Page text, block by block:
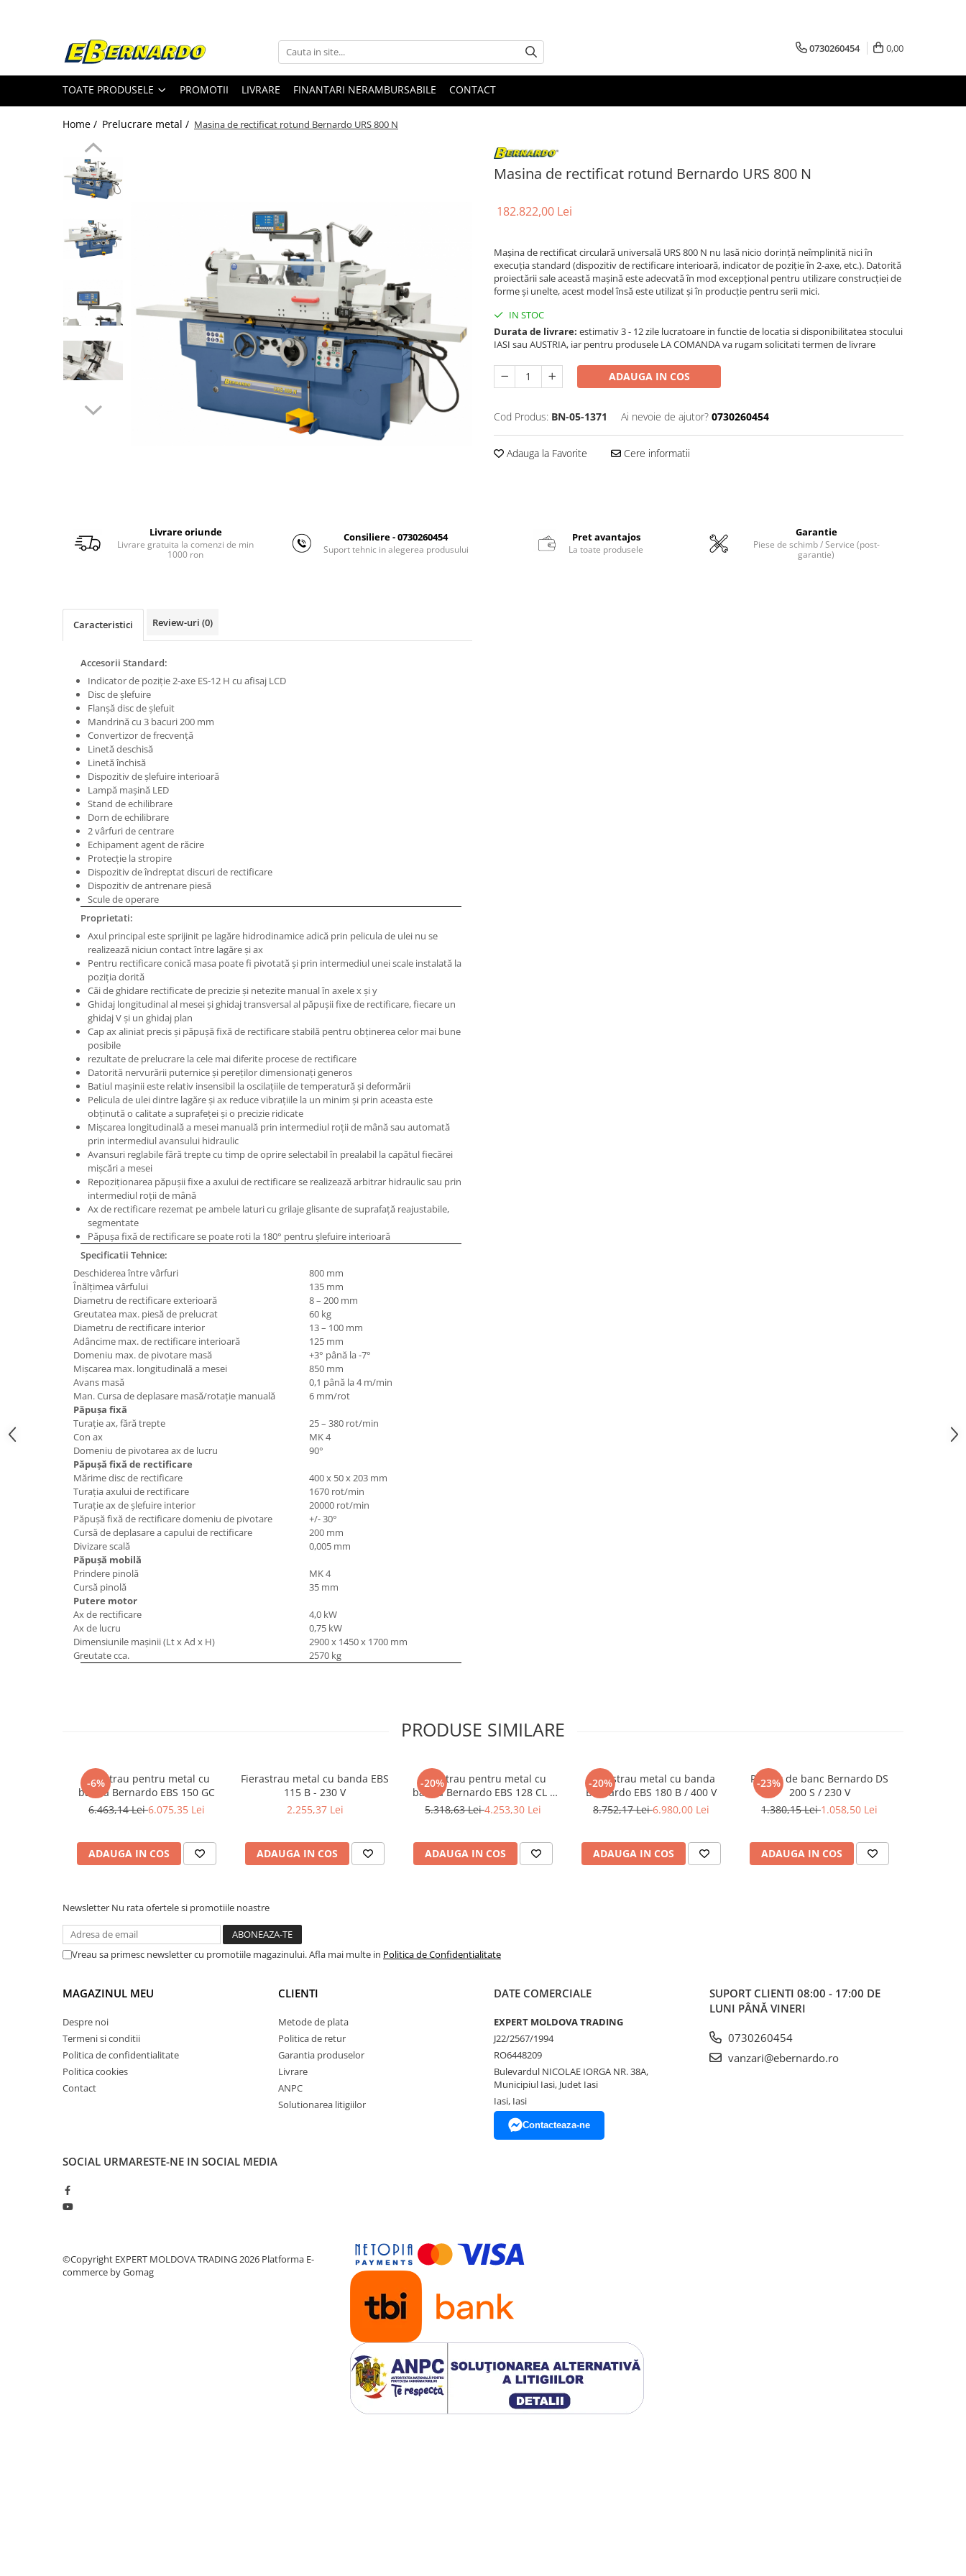
Toate Produsele
Prelucrare metal
Fierastraie pentru metal
Ferastraie mobile pentru metal
Ferastraie orizontale pentru metal
Ferastraie circulare pentru metal
Dispozitive de sudare pentru panze
Ferastraie automate cu banda si
doua coloane
Ferastraie metal cu banda si taiere
Ferastraie prelucrare metal cu
banda si taiere dubla
Ferastraie verticale
Strunguri pentru metal
Strunguri CNC
Strunguri cu cutie de viteze
Strunguri cu surub de ghidare
Masini de gaurit
Masini de gaurit cu coloana
Masini de gaurit cu coloana si
curea de distributie
Masini de gaurit cu masa
Masini de gaurit cu stand si
Masini de gaurit radiale
Masini de gaurit si frezat
Masini de gaurit cu freza
Masini de frezat universale
Centre de prelucrare verticale CNC
Masini de frezat cu batiu
Masini de frezat multifunctionale
Masini de frezat universale SERVO
Masini de frezat verticale
Masini de slefuit metal
Masini de ascutit burghie
Masini de lustruit
Masini de polizat bavuri cu perii
Masini de rectificat plan
Masini de rectificat plan
Masini de rectificat rotund
Masini de satinat
Masini de slefuit combinate
Masini de slefuit cu banda
Masini de slefuit cu disc
Masini de slefuit cu mediu umed si
Masini de slefuit cutite de gravat
Masini pentru slefuit tevi
Masini universale de ascutit
Polizoare de banc
Masini de filetat
Masini pneumatice de filetat
Masini electrice de filetat
Exhaustor pentru aschii metal
Masini de gaurit cu talpa
Instalatii de spalare a pieselor
Accesorii prelucrare metal
Universale de strung si accesorii
pentru strunguri
Falci pentru 3 bacuri PS3/ PO3
Falci pentru 4 bacuri PS4/ PO4
Fălcile pentru 3-bacuri DK11
Fălcile pentru 4-bacuri DK12
Mandrine independente
Mandrină cu 3 fălci din fontă
Mandrină cu 3 fălci din otel
Mandrină cu 4 fălci din fontă
Mandrină cu 4 fălci din otel
Seturi de unelte pentru strungarie
Fălci pentru PHV / VHV
Mese rotative / mese inclinabile /
Papusa mobila / con de centrare
Instrumente de masurare
Bloc ecartament, masurare și
Dispozitiv de testare
Indicatoare înălțime
Micrometru de adancime
Micrometru de interior
Palpatoare margine
Set unelte de masurare
Instrumente de frezat
Accesorii utilaje
0730260454 0,00
TOATE PRODUSELE PROMOTII LIVRARE FINANTARI NERAMBURSABILE CONTACT
Home / Prelucrare metal / Masina de rectificat rotund Bernardo URS 800 N
Masina de rectificat rotund Bernardo URS 800 N
182.822,00 Lei
Maşina de rectificat circulară universală URS 800 N nu lasă nicio dorinţă neîmplinită nici în
execuţia standard (dispozitiv de rectificare interioară, indicator de poziţie în 2-axe, etc.). Datorită
proiectării sale această maşină este adecvată în mod excepţional pentru utilizare construcţiei de
forme şi unelte, acest model însă este utilizat şi în producţie pentru serii mici.
IN STOC
Durata de livrare: estimativ 3 - 12 zile lucratoare in functie de locatia si disponibilitatea stocului
IASI sau AUSTRIA, iar pentru produsele LA COMANDA va rugam solicitati termen de livrare
ADAUGA IN COS
Cod Produs: BN-05-1371 Ai nevoie de ajutor? 0730260454
Adauga la Favorite Cere informatii
Livrare oriunde
Livrare gratuita la comenzi de min
1000 ron
Consiliere - 0730260454
Suport tehnic in alegerea produsului
Pret avantajos
La toate produsele
Garantie
Piese de schimb / Service (post-
garantie)
Caracteristici Review-uri (0)
Accesorii Standard:
Indicator de poziţie 2-axe ES-12 H cu afisaj LCD
Disc de şlefuire
Flanşă disc de şlefuit
Mandrină cu 3 bacuri 200 mm
Convertizor de frecvenţă
Linetă deschisă
Linetă închisă
Dispozitiv de şlefuire interioară
Lampă maşină LED
Stand de echilibrare
Dorn de echilibrare
2 vârfuri de centrare
Echipament agent de răcire
Protecţie la stropire
Dispozitiv de îndreptat discuri de rectificare
Dispozitiv de antrenare piesă
Scule de operare
Proprietati:
Axul principal este sprijinit pe lagăre hidrodinamice adică prin pelicula de ulei nu se
realizează niciun contact între lagăre şi ax
Pentru rectificare conică masa poate fi pivotată şi prin intermediul unei scale instalată la
poziţia dorită
Căi de ghidare rectificate de precizie şi netezite manual în axele x şi y
Ghidaj longitudinal al mesei şi ghidaj transversal al păpuşii fixe de rectificare, fiecare un
ghidaj V şi un ghidaj plan
Cap ax aliniat precis şi păpuşă fixă de rectificare stabilă pentru obţinerea celor mai bune
posibile
rezultate de prelucrare la cele mai diferite procese de rectificare
Datorită nervurării puternice şi pereţilor dimensionaţi generos
Batiul maşinii este relativ insensibil la oscilaţiile de temperatură şi deformării
Pelicula de ulei dintre lagăre şi ax reduce vibraţiile la un minim şi prin aceasta este
obţinută o calitate a suprafeţei şi o precizie ridicate
Mişcarea longitudinală a mesei manuală prin intermediul roţii de mână sau automată
prin intermediul avansului hidraulic
Avansuri reglabile fără trepte cu timp de oprire selectabil în prealabil la capătul fiecărei
mişcări a mesei
Repoziţionarea păpuşii fixe a axului de rectificare se realizează arbitrar hidraulic sau prin
intermediul roţii de mână
Ax de rectificare rezemat pe ambele laturi cu grilaje glisante de suprafaţă reajustabile,
segmentate
Păpuşa fixă de rectificare se poate roti la 180° pentru şlefuire interioară
Specificatii Tehnice:
Deschiderea între vârfuri
800 mm
Înălţimea vârfului
135 mm
Diametru de rectificare exterioară
8 – 200 mm
Greutatea max. piesă de prelucrat
60 kg
Diametru de rectificare interior
13 – 100 mm
Adâncime max. de rectificare interioară
125 mm
Domeniu max. de pivotare masă
+3° până la -7°
Mişcarea max. longitudinală a mesei
850 mm
Avans masă
0,1 până la 4 m/min
Man. Cursa de deplasare masă/rotaţie manuală
6 mm/rot
Păpuşa fixă
Turaţie ax, fără trepte
25 – 380 rot/min
Con ax
MK 4
Domeniu de pivotarea ax de lucru
90°
Păpuşă fixă de rectificare
Mărime disc de rectificare
400 x 50 x 203 mm
Turaţia axului de rectificare
1670 rot/min
Turaţie ax de şlefuire interior
20000 rot/min
Păpuşă fixă de rectificare domeniu de pivotare
+/- 30°
Cursă de deplasare a capului de rectificare
200 mm
Divizare scală
0,005 mm
Păpuşă mobilă
Prindere pinolă
MK 4
Cursă pinolă
35 mm
Putere motor
Ax de rectificare
4,0 kW
Ax de lucru
0,75 kW
Dimensiunile maşinii (Lt x Ad x H)
2900 x 1450 x 1700 mm
Greutate cca.
2570 kg
PRODUSE SIMILARE
-6%
Ferastrau pentru metal cu
banda Bernardo EBS 150 GC
6.463,14 Lei6.075,35 Lei
ADAUGA IN COS
Fierastrau metal cu banda EBS
115 B - 230 V
2.255,37 Lei
ADAUGA IN COS
-20%
Ferastrau pentru metal cu
banda Bernardo EBS 128 CL -
230 V
5.318,63 Lei4.253,30 Lei
ADAUGA IN COS
-20%
Fierastrau metal cu banda
Bernardo EBS 180 B / 400 V
8.752,17 Lei6.980,00 Lei
ADAUGA IN COS
-23%
Polizor de banc Bernardo DS
200 S / 230 V
1.380,15 Lei1.058,50 Lei
ADAUGA IN COS
Newsletter Nu rata ofertele si promotiile noastre
Vreau sa primesc newsletter cu promotiile magazinului. Afla mai multe in Politica de Confidentialitate
MAGAZINUL MEU
Despre noi
Termeni si conditii
Politica de confidentialitate
Politica cookies
Contact
CLIENTI
Metode de plata
Politica de retur
Garantia produselor
Livrare
ANPC
Solutionarea litigiilor
DATE COMERCIALE
EXPERT MOLDOVA TRADING
J22/2567/1994
RO6448209
Bulevardul NICOLAE IORGA NR. 38A,
Municipiul Iasi, Judet Iasi
Iasi, Iasi
Contacteaza-ne
SUPORT CLIENTI 08:00 - 17:00 DE
LUNI PÂNĂ VINERI
0730260454
vanzari@ebernardo.ro
SOCIAL URMARESTE-NE IN SOCIAL MEDIA
©Copyright EXPERT MOLDOVA TRADING 2026 Platforma E-
commerce by Gomag